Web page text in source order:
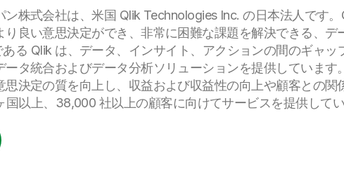
ン株式会社は、米国 Qlik Technologies Inc. の日本法人です
り良い意思決定ができ、非常に困難な課題を解決できる、
ある Qlik は、データ、インサイト、アクションの間のギャ
ータ統合およびデータ分析ソリューションを提供していま
思決定の質を向上し、収益および収益性の向上や顧客との関
国以上、38,000 社以上の顧客に向けてサービスを提供してい